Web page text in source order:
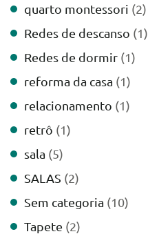
quarto montessori (2)
Redes de descanso (1)
Redes de dormir (1)
reforma da casa (1)
relacionamento (1)
retrô (1)
sala (5)
SALAS (2)
Sem categoria (10)
Tapete (2)